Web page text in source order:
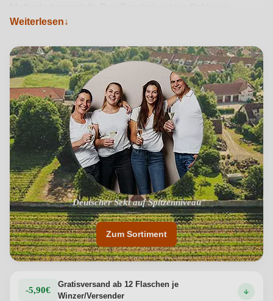
Eleganz und Tiefe, mit einer zarten Mousse, einem
Cremigkeit.Produktdetails anzeigen →
Weiterlesen
"Deutscher Sekt auf Spitzenniveau"
"Traditionelle Herstellung mit langer Hefereife"
Zum Sortiment
-5,90€
Gratisversand ab 12 Flaschen je
Winzer/Versender